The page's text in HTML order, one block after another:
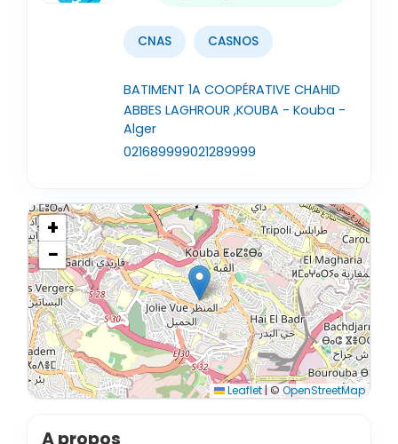
CNAS CASNOS
BATIMENT 1A COOPÉRATIVE CHAHID
ABBES LAGHROUR ,KOUBA - Kouba -
Alger
021689999021289999
+
−
Leaflet|© OpenStreetMap
A propos